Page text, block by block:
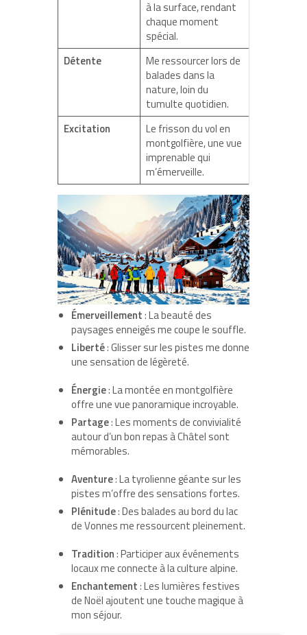
à la surface, rendant
chaque moment
spécial.
Détente
Me ressourcer lors de
balades dans la
nature, loin du
tumulte quotidien.
Excitation
Le frisson du vol en
montgolfière, une vue
imprenable qui
m’émerveille.
Émerveillement: La beauté des
paysages enneigés me coupe le souffle.
Liberté: Glisser sur les pistes me donne
une sensation de légèreté.
Énergie: La montée en montgolfière
offre une vue panoramique incroyable.
Partage: Les moments de convivialité
autour d’un bon repas à Châtel sont
mémorables.
Aventure: La tyrolienne géante sur les
pistes m’offre des sensations fortes.
Plénitude: Des balades au bord du lac
de Vonnes me ressourcent pleinement.
Tradition: Participer aux événements
locaux me connecte à la culture alpine.
Enchantement: Les lumières festives
de Noël ajoutent une touche magique à
mon séjour.